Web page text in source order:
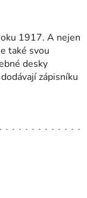
1917. A nejen
také svou
desky
zápisníku